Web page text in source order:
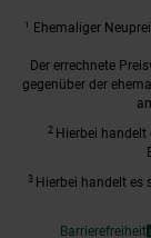
1
Ehemaliger
Der errechnete
gegenüber der
2 Hierbei
3 Hierbei handelt es
Barrierefreiheit